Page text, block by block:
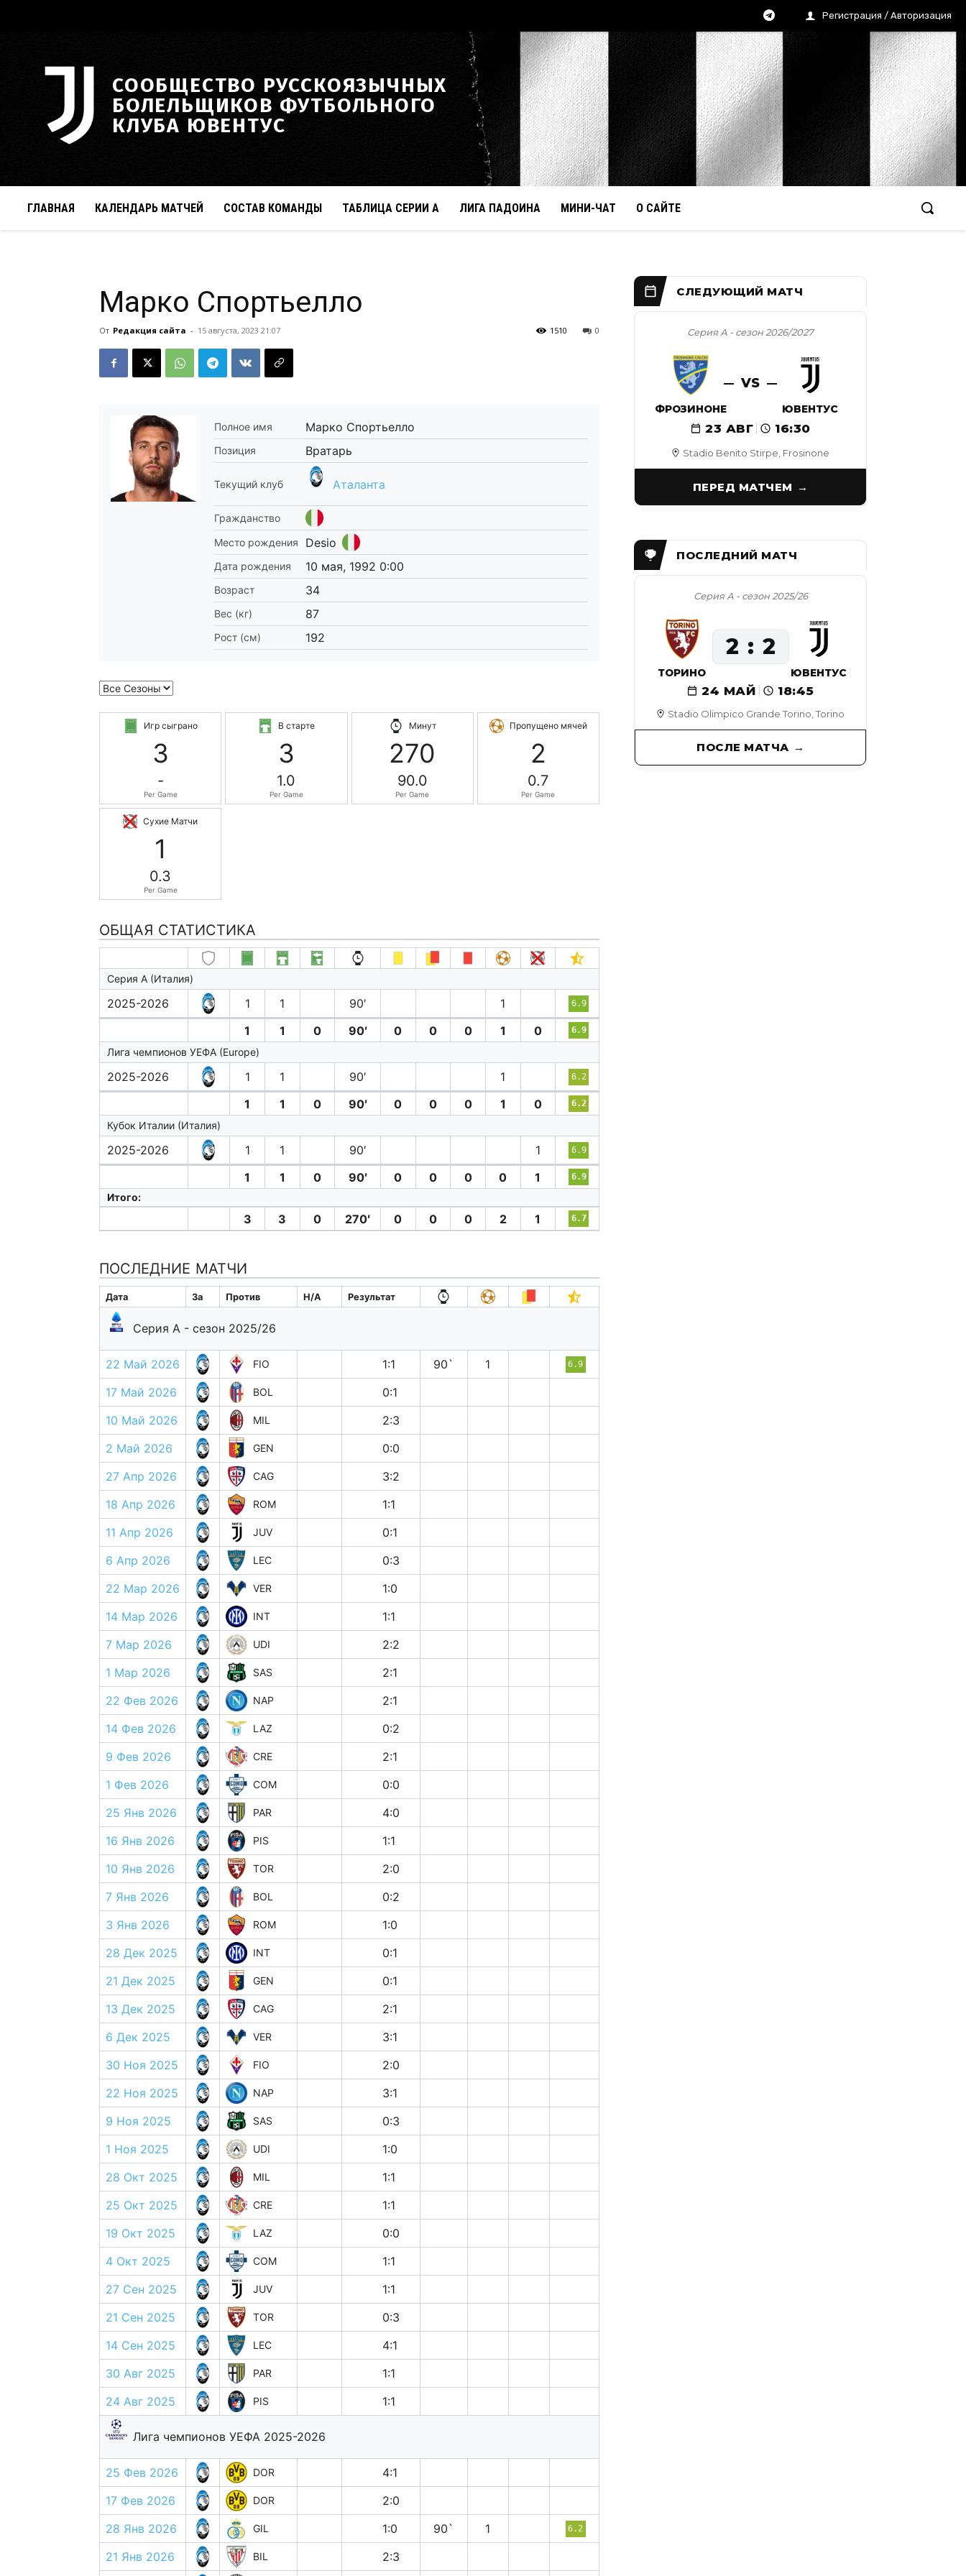
Регистрация / Авторизация
СООБЩЕСТВО РУССКОЯЗЫЧНЫХ
БОЛЕЛЬЩИКОВ ФУТБОЛЬНОГО
КЛУБА ЮВЕНТУС
ГЛАВНАЯ КАЛЕНДАРЬ МАТЧЕЙ СОСТАВ КОМАНДЫ ТАБЛИЦА СЕРИИ А ЛИГА ПАДОИНА МИНИ-ЧАТ О САЙТЕ
Марко Спортьелло
От Редакция сайта - 15 августа, 2023 21:07 0
1510
Полное имя Марко Спортьелло
Позиция Вратарь
Текущий клуб Аталанта
Гражданство
Место рождения
Desio
Дата рождения 10 мая, 1992 0:00
Возраст 34
Вес (кг) 87
Рост (см) 192
Игр сыграно
3
-
Per Game
В старте
3
1.0
Per Game
Минут
270
90.0
Per Game
Пропущено мячей
2
0.7
Per Game
Сухие Матчи
1
0.3
Per Game
ОБЩАЯ СТАТИСТИКА
Серия А (Италия)
2025-2026 1 1 90′ 1 6.9
1 1 0 90′ 0 0 0 1 0 6.9
Лига чемпионов УЕФА (Europe)
2025-2026 1 1 90′ 1 6.2
1 1 0 90′ 0 0 0 1 0 6.2
Кубок Италии (Италия)
2025-2026 1 1 90′ 1 6.9
1 1 0 90′ 0 0 0 0 1 6.9
Итого:
3 3 0 270′ 0 0 0 2 1 6.7
ПОСЛЕДНИЕ МАТЧИ
Дата За Против H/A Результат
Серия А - сезон 2025/26
22 Май 2026 FIO 1:1 90` 1 6.9
17 Май 2026 BOL
0:1
10 Май 2026
MIL
2:3
2 Май 2026
GEN
0:0
27 Апр 2026
CAG
3:2
18 Апр 2026
ROM
1:1
11 Апр 2026
JUV
0:1
6 Апр 2026
LEC
0:3
22 Мар 2026
VER
1:0
14 Мар 2026
INT
1:1
7 Мар 2026
UDI
2:2
1 Мар 2026
SAS
2:1
22 Фев 2026
NAP
2:1
14 Фев 2026
LAZ
0:2
9 Фев 2026
CRE
2:1
1 Фев 2026
COM
0:0
25 Янв 2026
PAR
4:0
16 Янв 2026
PIS
1:1
10 Янв 2026
TOR
2:0
7 Янв 2026
BOL
0:2
3 Янв 2026
ROM
1:0
28 Дек 2025
INT
0:1
21 Дек 2025
GEN
0:1
13 Дек 2025
CAG
2:1
6 Дек 2025
VER
3:1
30 Ноя 2025
FIO
2:0
22 Ноя 2025
NAP
3:1
9 Ноя 2025
SAS
0:3
1 Ноя 2025
UDI
1:0
28 Окт 2025
MIL
1:1
25 Окт 2025
CRE
1:1
19 Окт 2025
LAZ
0:0
4 Окт 2025
COM
1:1
27 Сен 2025
JUV
1:1
21 Сен 2025
TOR
0:3
14 Сен 2025
LEC
4:1
30 Авг 2025
PAR
1:1
24 Авг 2025
PIS 1:1
Лига чемпионов УЕФА 2025-2026
25 Фев 2026 DOR
4:1
17 Фев 2026
DOR
2:0
28 Янв 2026
GIL 1:0 90` 1 6.2
21 Янв 2026 BIL 2:3
Stadio Benito Stirpe, Frosinone
Серия А - сезон 2026/2027
ФРОЗИНОНЕ
VS
ЮВЕНТУС
23 АВГ 16:30
ПЕРЕД МАТЧЕМ
Stadio Olimpico Grande Torino, Torino
Серия А - сезон 2025/26
24 МАЙ 18:45
ТОРИНО
2 2
ЮВЕНТУС
ПОСЛЕ МАТЧА